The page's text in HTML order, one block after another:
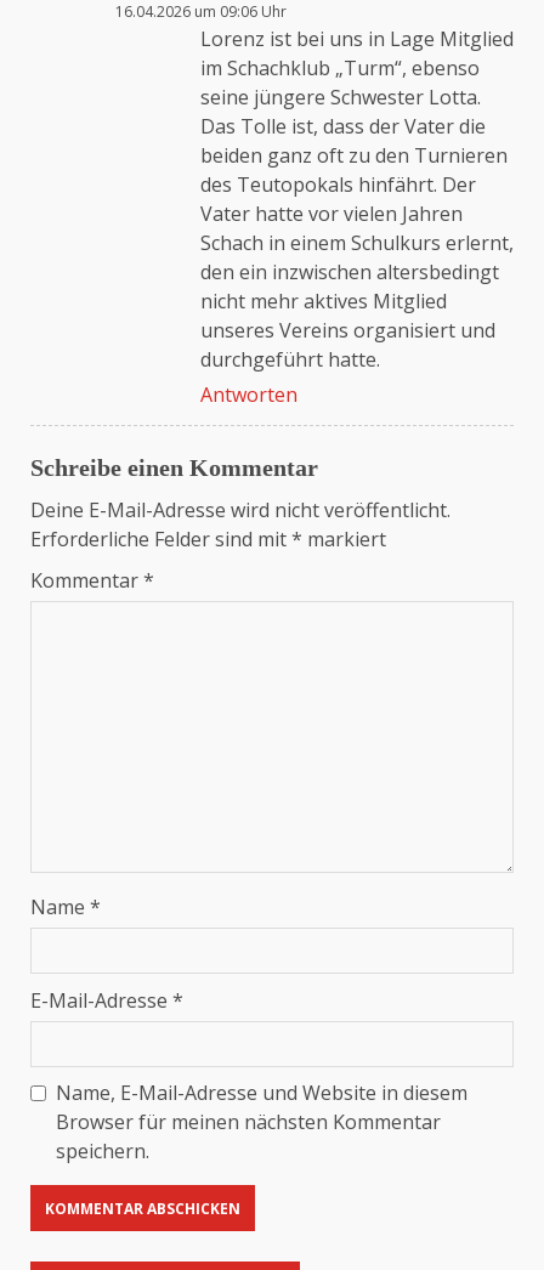
16.04.2026 um 09:06 Uhr
Lorenz ist bei uns in Lage Mitglied
im Schachklub „Turm“, ebenso
seine jüngere Schwester Lotta.
Das Tolle ist, dass der Vater die
beiden ganz oft zu den Turnieren
des Teutopokals hinfährt. Der
Vater hatte vor vielen Jahren
Schach in einem Schulkurs erlernt,
den ein inzwischen altersbedingt
nicht mehr aktives Mitglied
unseres Vereins organisiert und
durchgeführt hatte.
Antworten
Schreibe einen Kommentar
Deine E-Mail-Adresse wird nicht veröffentlicht.
Erforderliche Felder sind mit* markiert
Kommentar*
Name *
E-Mail-Adresse *
Name, E-Mail-Adresse und Website in diesem
Browser für meinen nächsten Kommentar
speichern.